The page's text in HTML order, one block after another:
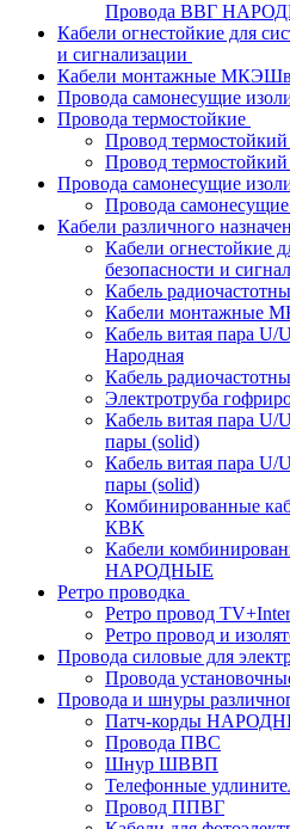
Провода ВВГ
Кабели огнестойкие для
и сигнализации
Кабели монтажные МКЭШв
Провода самонесущие
Провода термостойкие
Провод
Провод
Провода самонесущие
Провода
Кабели различного
Кабели огнестойкие
безопасности и
Кабель
Кабели монтажные
Кабель витая пара U/
Народная
Кабель
Электротруба
Кабель витая пара U/
пары (solid)
Кабель витая пара U/
пары (solid)
Комбинированные
КВК
Кабели
НАРОДНЫЕ
Ретро проводка
Ретро провод
Ретро провод и
Провода силовые для
Провода
Провода и шнуры
Патч-корды
Провода ПВС
Шнур ШВВП
Телефонные
Провод ППВГ